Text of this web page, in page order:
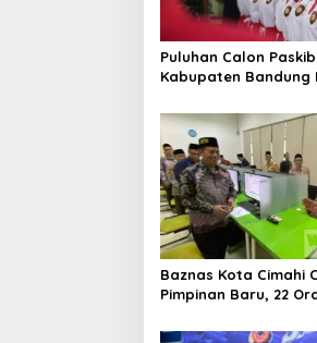
Puluhan Calon
Kabupaten Bandung
Baznas Kota Cimahi
Pimpinan Baru, 22